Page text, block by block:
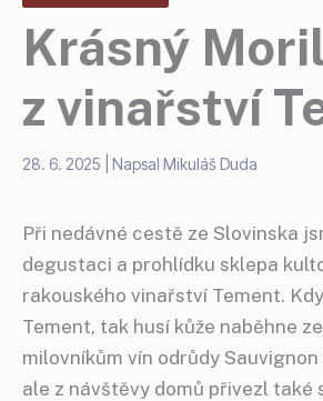
Krásný
z vinařství
28. 6. 2025 | Napsal Mikuláš Duda
Při nedávné cestě ze Slovinska
degustaci a prohlídku sklepa
rakouského vinařství Tement.
Tement, tak husí kůže naběhne
milovníkům vín odrůdy Sauvignon
ale z návštěvy domů přivezl také